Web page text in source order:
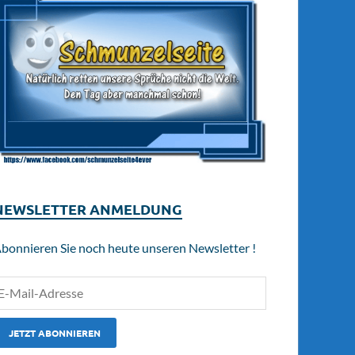
ANMELDUNG
Sie noch heute unseren Newsletter !